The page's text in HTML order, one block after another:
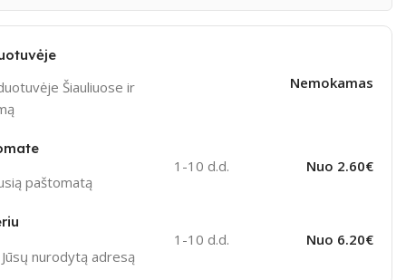
Šiauliuose ir
Nemokamas
paštomatą
1-10 d.d. Nuo 2.60€
nurodytą adresą
1-10 d.d. Nuo 6.20€